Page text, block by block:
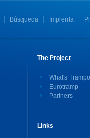
Búsqueda Imprenta
The Project
What's
Eurotramp
Partners
Links